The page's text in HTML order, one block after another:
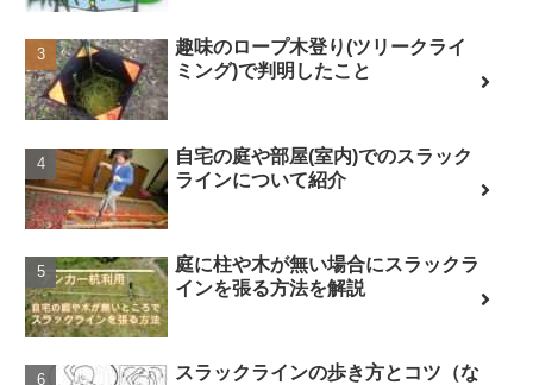
趣味のロープ木登り(ツリークライ
ミング)で判明したこと
自宅の庭や部屋(室内)でのスラック
ラインについて紹介
庭に柱や木が無い場合にスラックラ
インを張る方法を解説
スラックラインの歩き方とコツ（な